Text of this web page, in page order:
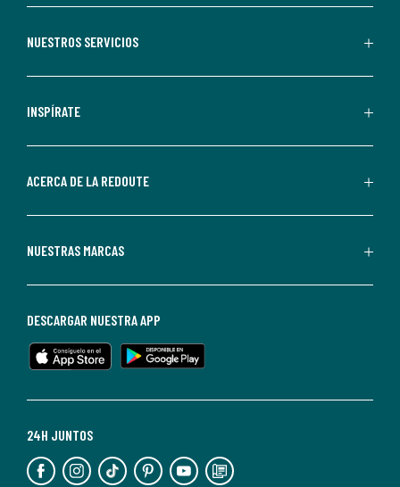
aceptas
comerciales
personalizadas
parte
Redoute.
de
en
cualquier
Para
información,
puedes
NUESTROS SERVICIOS
INSPÍRATE
ACERCA DE LA REDOUTE
NUESTRAS MARCAS
24H JUNTOS
DESCARGAR NUESTRA APP